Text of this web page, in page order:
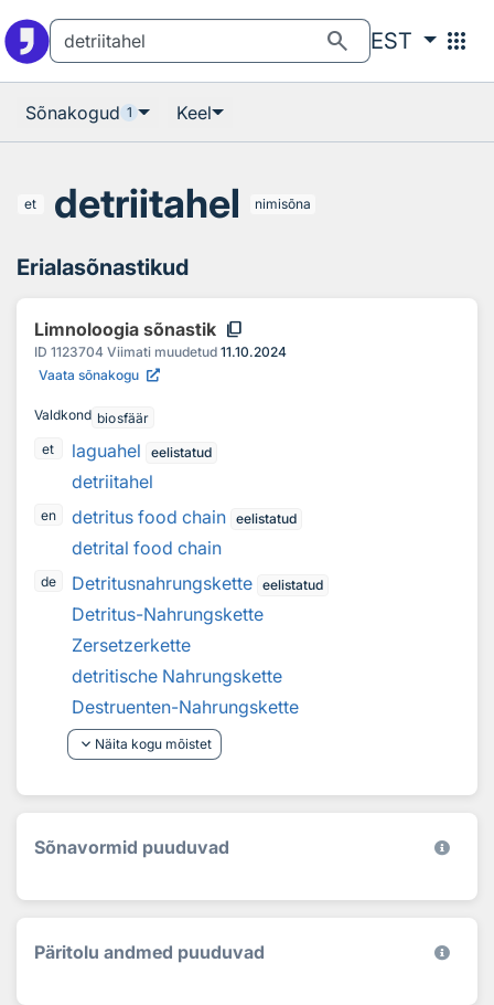
search EST apps
Sõnakogud 1 Keel
et detriitahel nimisõna
Erialasõnastikud
Limnoloogia sõnastik content_copy
ID 1123704 Viimati muudetud 11.10.2024
Vaata sõnakogu
Valdkond biosfäär
et
laguahel eelistatud
detriitahel
en detritus food chain eelistatud
detrital food chain
de Detritusnahrungskette eelistatud
Detritus-Nahrungskette
Zersetzerkette
detritische Nahrungskette
Destruenten-Nahrungskette
keyboard_arrow_down Näita kogu mõistet
Sõnavormid puuduvad
Päritolu andmed puuduvad